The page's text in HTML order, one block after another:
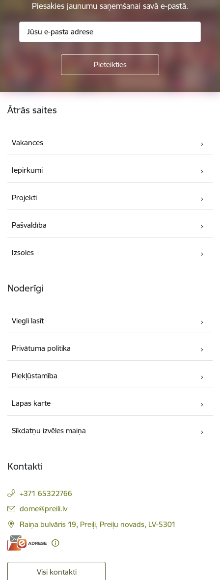
Piesakies jaunumu saņemšanai savā e-pastā.
Kājene
Ātrās saites
Vakances
Iepirkumi
Projekti
Pašvaldība
Izsoles
Noderīgi
Viegli lasīt
Privātuma politika
Piekļūstamība
Lapas karte
Sīkdatņu izvēles maiņa
Kontakti
+371 65322766
E-pasts:
dome@preili.lv
Raiņa bulvāris 19, Preiļi, Preiļu novads, LV-5301
Visi kontakti